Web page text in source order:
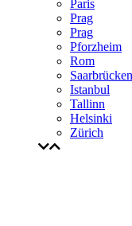
Paris
Prag
Prag
Pforzheim
Rom
Saarbrücken
Istanbul
Tallinn
Helsinki
Zürich